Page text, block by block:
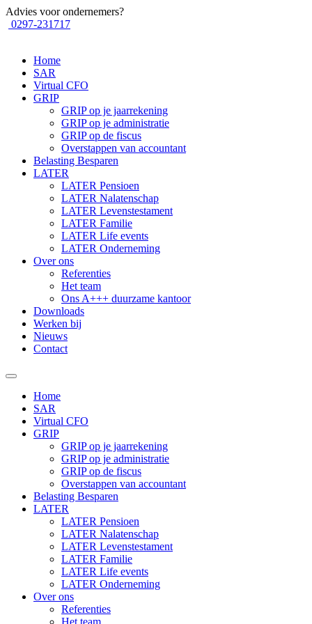
Advies voor ondernemers?
0297-231717
Home
SAR
Virtual CFO
GRIP
GRIP op je jaarrekening
GRIP op je administratie
GRIP op de fiscus
Overstappen van accountant
Belasting Besparen
LATER
LATER Pensioen
LATER Nalatenschap
LATER Levenstestament
LATER Familie
LATER Life events
LATER Onderneming
Over ons
Referenties
Het team
Ons A+++ duurzame kantoor
Downloads
Werken bij
Nieuws
Contact
Home
SAR
Virtual CFO
GRIP
GRIP op je jaarrekening
GRIP op je administratie
GRIP op de fiscus
Overstappen van accountant
Belasting Besparen
LATER
LATER Pensioen
LATER Nalatenschap
LATER Levenstestament
LATER Familie
LATER Life events
LATER Onderneming
Over ons
Referenties
Het team